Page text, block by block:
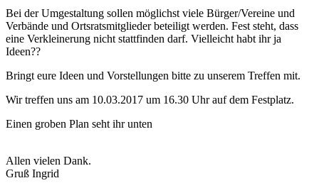
Bei der Umgestaltung sollen möglichst viele Bürger/Vereine und
Verbände und Ortsratsmitglieder beteiligt werden. Fest steht, dass
eine Verkleinerung nicht stattfinden darf. Vielleicht habt ihr ja
Ideen??
Bringt eure Ideen und Vorstellungen bitte zu unserem Treffen mit.
Wir treffen uns am 10.03.2017 um 16.30 Uhr auf dem Festplatz.
Einen groben Plan seht ihr unten
Allen vielen Dank.
Gruß Ingrid